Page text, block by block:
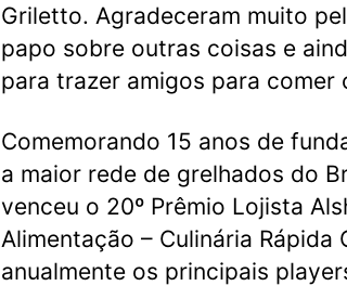
Griletto. Agradeceram muito
papo sobre outras coisas e
para trazer amigos para comer
Comemorando 15 anos de
a maior rede de grelhados do
venceu o 20º Prêmio Lojista
Alimentação – Culinária Rápida
anualmente os principais